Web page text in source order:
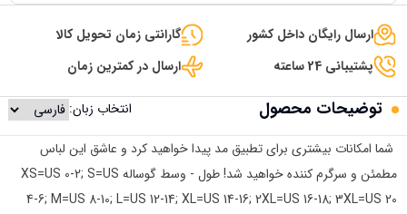
ارسال رایگان داخل کشور
گارانتی زمان تحویل کالا
پشتیبانی 24 ساعته
ارسال در کمترین زمان
توضیحات محصول
انتخاب زبان:
شما امکانات بیشتری برای تطبیق مد پیدا خواهید کرد و عاشق این لباس
مطمئن و سرگرم کننده خواهید شد! طول - وسط گوساله XS=US 0-2; S=US
4-6; M=US 8-10; L=US 12-14; XL=US 14-16; 2XL=US 16-18; 3XL=US 20